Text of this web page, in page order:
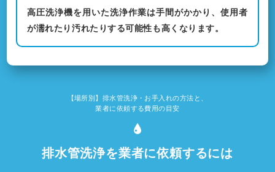
高圧洗浄機を用いた洗浄作業は手間がかかり、使用者
が濡れたり汚れたりする可能性も高くなります。
【場所別】排水管洗浄・お手入れの方法と、
業者に依頼する費用の目安
排水管洗浄を業者に依頼するには